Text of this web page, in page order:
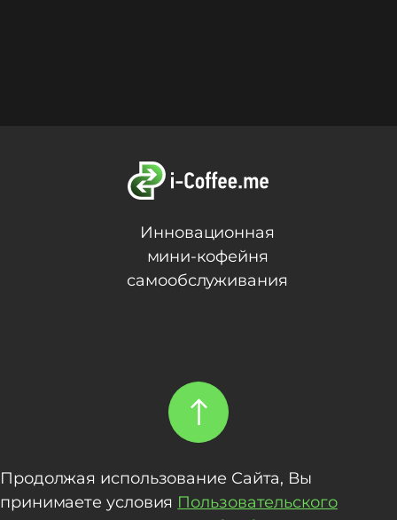
Инновационная
мини-кофейня
самообслуживания
Продолжая использование Сайта, Вы
принимаете условия Пользовательского